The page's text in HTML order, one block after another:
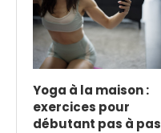
Yoga à la maison :
exercices pour
débutant pas à pas